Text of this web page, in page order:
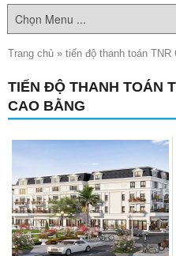
Trang chủ » tiến độ thanh toán TNR
TIẾN ĐỘ THANH TOÁN
CAO BẰNG